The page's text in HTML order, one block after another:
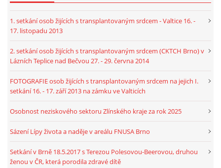
1. setkání osob žijících s transplantovaným srdcem - Valtice 16. -
17. listopadu 2013
2. setkání osob žijících s transplantovaným srdcem (CKTCH Brno) v
Lázních Teplice nad Bečvou 27. - 29. června 2014
FOTOGRAFIE osob žijících s transplantovaným srdcem na jejich I.
setkání 16. - 17. září 2013 na zámku ve Valticích
Osobnost neziskového sektoru Zlínského kraje za rok 2025
Sázení Lípy života a naděje v areálu FNUSA Brno
Setkání v Brně 18.5.2017 s Terezou Polesovou-Beerovou, druhou
ženou v ČR, která porodila zdravé dítě